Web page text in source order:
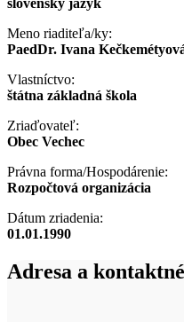
Meno riaditeľa/ky:
PaedDr. Ivana
Vlastníctvo:
štátna základná škola
Zriaďovateľ:
Obec Vechec
Právna forma/Hospodárenie:
Rozpočtová organizácia
Dátum zriadenia:
01.01.1990
Adresa a